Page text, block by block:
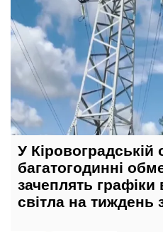
У Кіровоградській
багатогодинні
зачеплять графіки
світла на тиждень